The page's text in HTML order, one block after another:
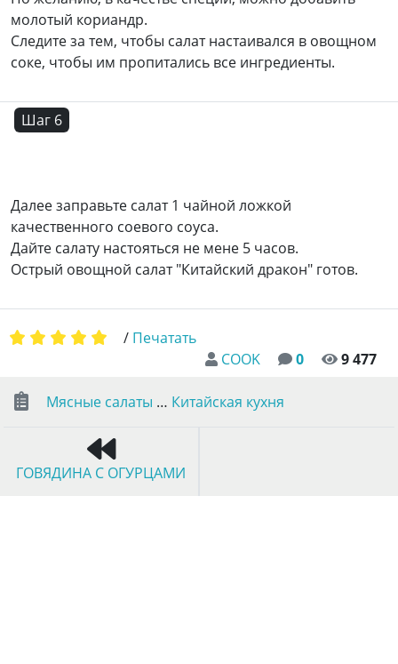
молотый кориандр.
Следите за тем, чтобы салат настаивался в овощном
соке, чтобы им пропитались все ингредиенты.
Шаг 6
Далее заправьте салат 1 чайной ложкой
качественного соевого соуса.
Дайте салату настояться не мене 5 часов.
Острый овощной салат "Китайский дракон" готов.
COOK 0 9 477
/ Печатать
Мясные салаты … Китайская кухня
ГОВЯДИНА С ОГУРЦАМИ